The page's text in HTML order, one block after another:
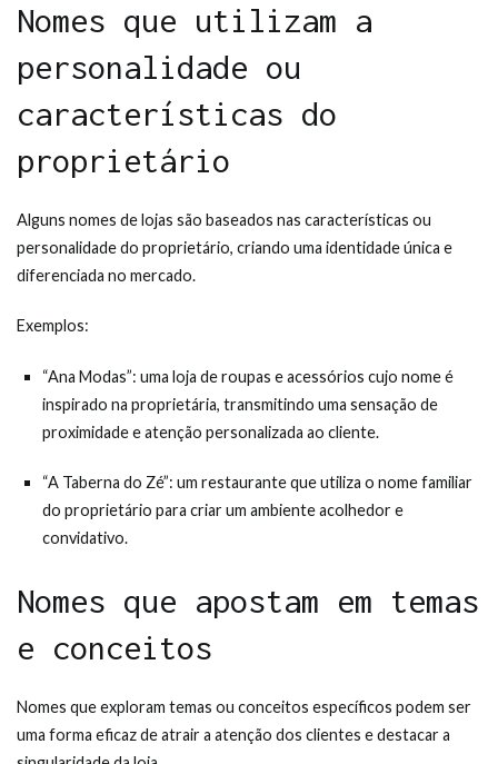
Nomes que utilizam a
personalidade ou
características do
proprietário
Alguns nomes de lojas são baseados nas características ou
personalidade do proprietário, criando uma identidade única e
diferenciada no mercado.
Exemplos:
“Ana Modas”: uma loja de roupas e acessórios cujo nome é
inspirado na proprietária, transmitindo uma sensação de
proximidade e atenção personalizada ao cliente.
“A Taberna do Zé”: um restaurante que utiliza o nome familiar
do proprietário para criar um ambiente acolhedor e
convidativo.
Nomes que apostam em temas
e conceitos
Nomes que exploram temas ou conceitos específicos podem ser
uma forma eficaz de atrair a atenção dos clientes e destacar a